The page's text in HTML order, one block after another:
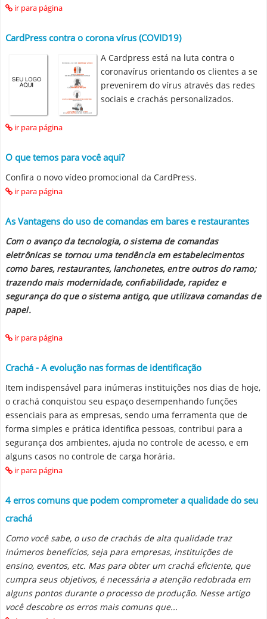
ir para página
CardPress contra o corona vírus (COVID19)
A Cardpress está na luta contra o
coronavírus orientando os clientes a se
prevenirem do vírus através das redes
sociais e crachás personalizados.
ir para página
O que temos para você aqui?
Confira o novo vídeo promocional da CardPress.
ir para página
As Vantagens do uso de comandas em bares e restaurantes
Com o avanço da tecnologia, o sistema de comandas
eletrônicas se tornou uma tendência em estabelecimentos
como bares, restaurantes, lanchonetes, entre outros do ramo;
trazendo mais modernidade, confiabilidade, rapidez e
segurança do que o sistema antigo, que utilizava comandas de
papel.
ir para página
Crachá - A evolução nas formas de identificação
Item indispensável para inúmeras instituições nos dias de hoje,
o crachá conquistou seu espaço desempenhando funções
essenciais para as empresas, sendo uma ferramenta que de
forma simples e prática identifica pessoas, contribui para a
segurança dos ambientes, ajuda no controle de acesso, e em
alguns casos no controle de carga horária.
ir para página
4 erros comuns que podem comprometer a qualidade do seu
crachá
Como você sabe, o uso de crachás de alta qualidade traz
inúmeros benefícios, seja para empresas, instituições de
ensino, eventos, etc. Mas para obter um crachá eficiente, que
cumpra seus objetivos, é necessária a atenção redobrada em
alguns pontos durante o processo de produção. Nesse artigo
você descobre os erros mais comuns que...